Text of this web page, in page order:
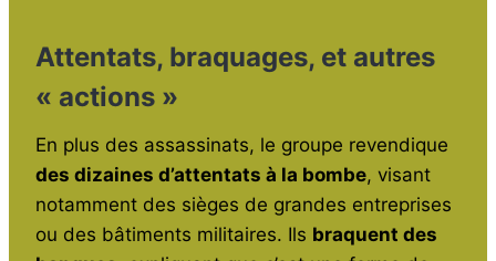
Attentats, braquages, et autres
« actions »
En plus des assassinats, le groupe revendique
des dizaines d’attentats à la bombe, visant
notamment des sièges de grandes entreprises
ou des bâtiments militaires. Ils braquent des